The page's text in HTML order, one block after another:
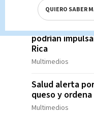
Multimedios
Advierten que
podrían
Rica
Multimedios
Salud alerta
queso y
Multimedios
QUIERO SABER